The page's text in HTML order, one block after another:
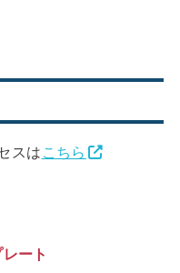
スは こちら
ート